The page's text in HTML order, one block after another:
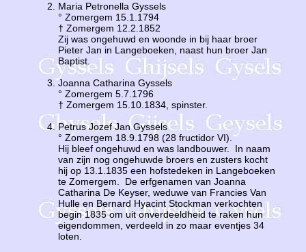
Maria Petronella Gyssels
° Zomergem 15.1.1794
† Zomergem 12.2.1852
Zij was ongehuwd en woonde in bij haar broer
Pieter Jan in Langeboeken, naast hun broer Jan
Baptist.
Joanna Catharina Gyssels
° Zomergem 5.7.1796
† Zomergem 15.10.1834, spinster.
Petrus Jozef Jan Gyssels
° Zomergem 18.9.1798 (28 fructidor VI).
Hij bleef ongehuwd en was landbouwer. In naam
van zijn nog ongehuwde broers en zusters kocht
hij op 13.1.1835 een hofstedeken in Langeboeken
te Zomergem. De erfgenamen van Joanna
Catharina De Keyser, weduwe van Francies Van
Hulle en Bernard Hyacint Stockman verkochten
begin 1835 om uit onverdeeldheid te raken hun
eigendommen, verdeeld in zo maar eventjes 34
loten.